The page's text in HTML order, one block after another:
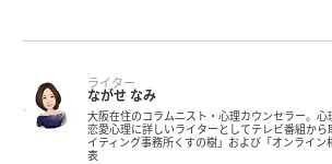
ライター
ながせ なみ
大阪在住のコラムニスト・心理カウンセラー。心
恋愛心理に詳しいライターとしてテレビ番組か
イティング事務所くすの樹」および「オンライ
表